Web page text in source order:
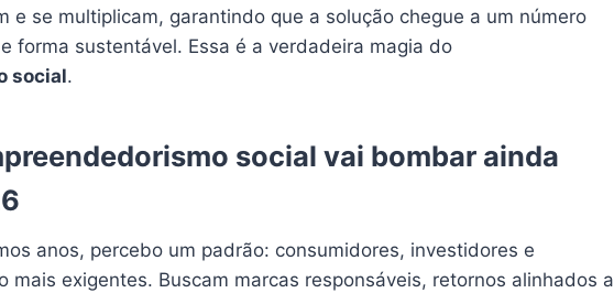
e se multiplicam, garantindo que a solução chegue a um número
forma sustentável. Essa é a verdadeira magia do
social.
social vai bombar ainda
anos, percebo um padrão: consumidores, investidores e
mais exigentes. Buscam marcas responsáveis, retornos alinhados a